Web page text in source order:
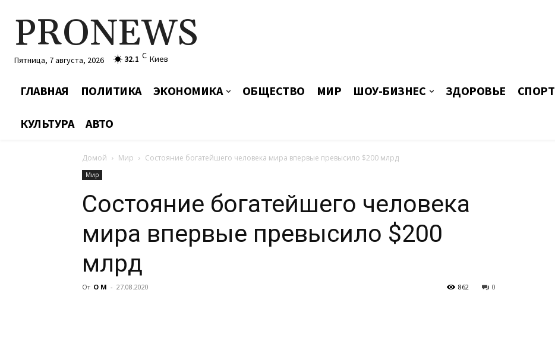
PRONEWS
Пятница, 7 августа, 2026 32.1 C Киев
ГЛАВНАЯ ПОЛИТИКА ЭКОНОМИКА ОБЩЕСТВО МИР ШОУ-БИЗНЕС ЗДОРОВЬЕ СПОРТ
КУЛЬТУРА АВТО
Домой Мир Состояние богатейшего человека мира впервые превысило $200 млрд
Мир
Состояние богатейшего человека
мира впервые превысило $200
млрд
От О М - 27.08.2020 0
862